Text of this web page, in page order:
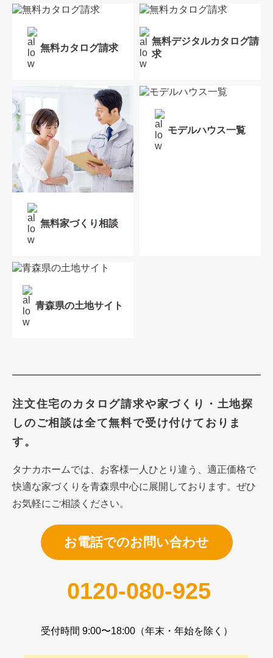
無料カタログ請求
無料デジタルカタログ請
求
無料家づくり相談
モデルハウス一覧
青森県の土地サイト
注文住宅のカタログ請求や家づくり・土地探
しのご相談は全て無料で受け付けておりま
す。
タナカホームでは、お客様一人ひとり違う、適正価格で
快適な家づくり を青森県中心に展開しております。ぜひ
お気軽にご相談ください。
お電話でのお問い合わせ
0120-080-925
受付時間 9:00〜18:00（年末・年始を除く）